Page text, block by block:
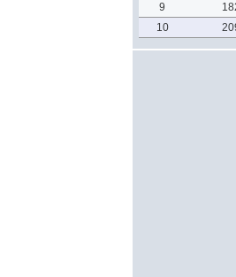
9
10